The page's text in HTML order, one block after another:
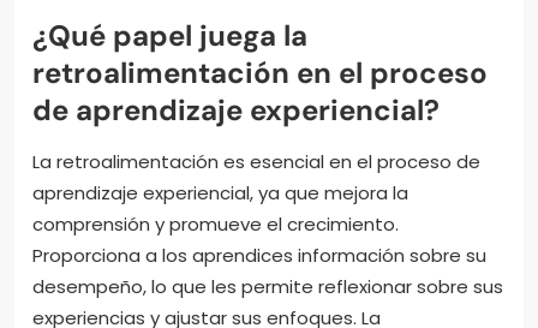
¿Qué papel juega la
retroalimentación en el proceso
de aprendizaje experiencial?
La retroalimentación es esencial en el proceso de
aprendizaje experiencial, ya que mejora la
comprensión y promueve el crecimiento.
Proporciona a los aprendices información sobre su
desempeño, lo que les permite reflexionar sobre sus
experiencias y ajustar sus enfoques. La